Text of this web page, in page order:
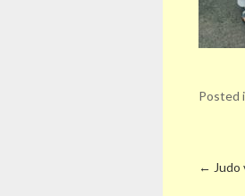
Posted
←